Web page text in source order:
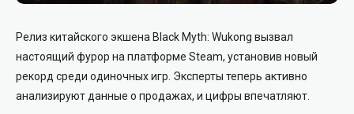
Релиз китайского экшена Black Myth: Wukong вызвал
настоящий фурор на платформе Steam, установив новый
рекорд среди одиночных игр. Эксперты теперь активно
анализируют данные о продажах, и цифры впечатляют.